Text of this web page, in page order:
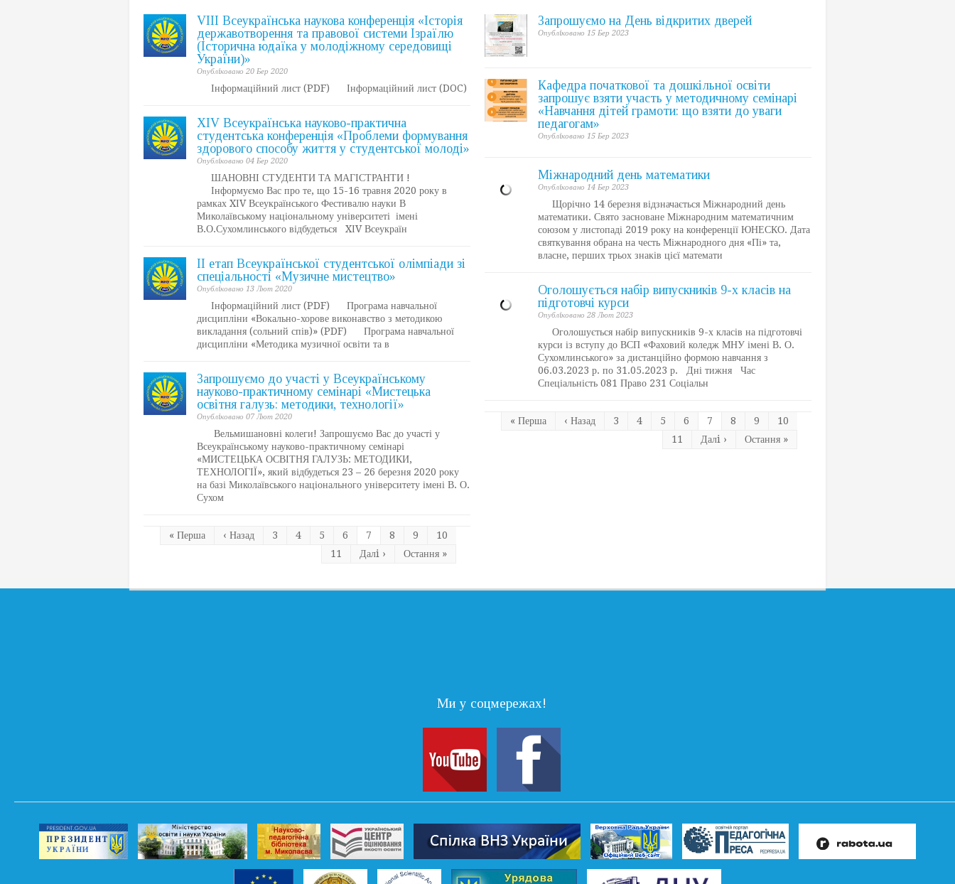
VІІІ Всеукраїнська наукова конференція «Історія
державотворення та правової системи Ізраїлю
(Історична юдаїка у молодіжному середовищі
України)»
Опублiковано 20 Бер 2020
Інформаційний лист (PDF) Інформаційний лист (DOC)
XІV Всеукраїнська науково-практична
студентська конференція «Проблеми формування
здорового способу життя у студентської молоді»
Опублiковано 04 Бер 2020
ШАНОВНІ СТУДЕНТИ ТА МАГІСТРАНТИ !
Інформуємо Вас про те, що 15-16 травня 2020 року в
рамках XІV Всеукраїнського Фестивалю науки В
Миколаївському національному університеті імені
В.О.Сухомлинського відбудеться XІV Всеукраїн
II етап Всеукраїнської студентської олімпіади зі
спеціальності «Музичне мистецтво»
Опублiковано 13 Лют 2020
Інформаційний лист (PDF) Програма навчальної
дисципліни «Вокально-хорове виконавство з методикою
викладання (сольний спів)» (PDF) Програма навчальної
дисципліни «Методика музичної освіти та в
Запрошуємо до участі у Всеукраїнському
науково-практичному семінарі «Мистецька
освітня галузь: методики, технології»
Опублiковано 07 Лют 2020
Вельмишановні колеги! Запрошуємо Вас до участі у
Всеукраїнському науково-практичному семінарі
«МИСТЕЦЬКА ОСВІТНЯ ГАЛУЗЬ: МЕТОДИКИ,
ТЕХНОЛОГІЇ», який відбудеться 23 – 26 березня 2020 року
на базі Миколаївського національного університету імені В. О.
Сухом
« Перша ‹ Назад 3 4 5 6 7 8 9
10
11
Далi › Остання »
Запрошуємо на День відкритих дверей
Опублiковано 15 Бер 2023
Кафедра початкової та дошкільної освіти
запрошує взяти участь у методичному семінарі
«Навчання дітей грамоти: що взяти до уваги
педагогам»
Опублiковано 15 Бер 2023
Міжнародний день математики
Опублiковано 14 Бер 2023
Щорічно 14 березня відзначається Міжнародний день
математики. Свято засноване Міжнародним математичним
союзом у листопаді 2019 року на конференції ЮНЕСКО. Дата
святкування обрана на честь Міжнародного дня «Пі» та,
власне, перших трьох знаків цієї математи
Оголошується набір випускників 9-х класів на
підготовчі курси
Опублiковано 28 Лют 2023
Оголошується набір випускників 9-х класів на підготовчі
курси із вступу до ВСП «Фаховий коледж МНУ імені В. О.
Сухомлинського» за дистанційно формою навчання з
06.03.2023 р. по 31.05.2023 р. Дні тижня Час
Спеціальність 081 Право 231 Соціальн
« Перша ‹ Назад 3 4 5 6 7 8 9
10
11
Далi › Остання »
Ми у соцмережах!